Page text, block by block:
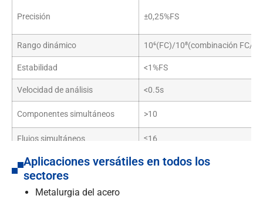
Precisión ±0,25%FS
Rango dinámico 10⁶(FC)/10⁸(combinación FC/
Estabilidad <1%FS
Velocidad de análisis <0.5s
Componentes simultáneos >10
Flujos simultáneos ≤16
Salida RS232/RS485/LAN
Aplicaciones versátiles en todos los
sectores
Metalurgia del acero